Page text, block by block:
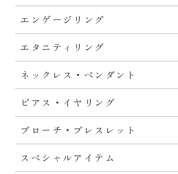
エンゲージリング
エタニティリング
ネックレス・ペンダント
ピアス・イヤリング
ブローチ・ブレスレット
スペシャルアイテム